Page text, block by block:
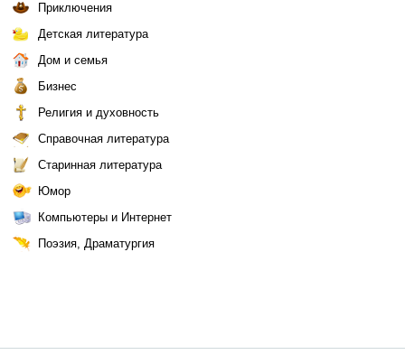
Приключения
Детская литература
Дом и семья
Бизнес
Религия и духовность
Справочная литература
Старинная литература
Юмор
Компьютеры и Интернет
Поэзия, Драматургия